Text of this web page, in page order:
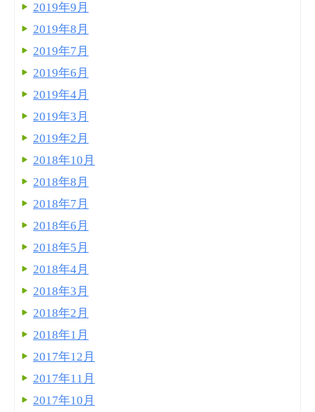
2019年9月
2019年8月
2019年7月
2019年6月
2019年4月
2019年3月
2019年2月
2018年10月
2018年8月
2018年7月
2018年6月
2018年5月
2018年4月
2018年3月
2018年2月
2018年1月
2017年12月
2017年11月
2017年10月